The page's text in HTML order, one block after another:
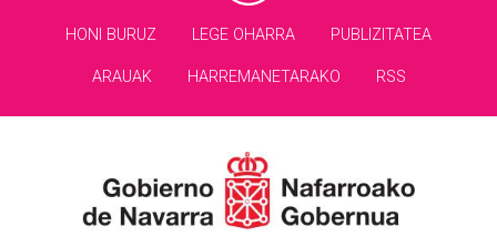
HONI BURUZ LEGE OHARRA PUBLIZITATEA
ARAUAK HARREMANETARAKO RSS